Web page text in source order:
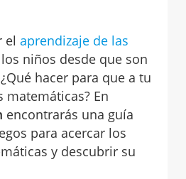
elaprendizaje de las
niños desde que son
hacer para que a tu
matemáticas? En
encontrarás una guía
para acercar los
y descubrir su